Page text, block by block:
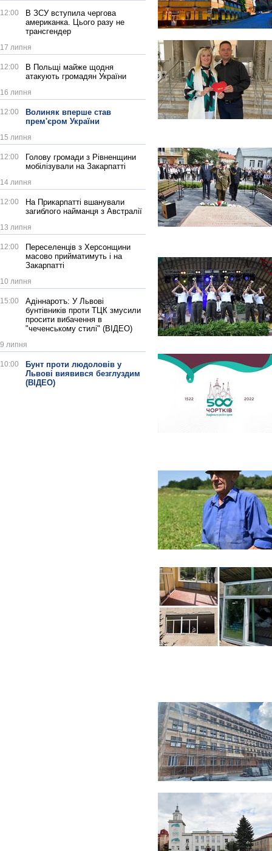
12:00
В ЗСУ вступила чергова
американка. Цього разу не
трансгендер
17 липня
12:00
В Польщі майже щодня
атакують громадян України
16 липня
12:00
Волиняк вперше став
прем'єром України
15 липня
12:00
Голову громади з Рівненщини
мобілізували на Закарпатті
14 липня
12:00
На Прикарпатті вшанували
загиблого найманця з Австралії
13 липня
12:00
Переселенців з Херсонщини
масово прийматимуть і на
Закарпатті
10 липня
15:00
Адіннаротъ: У Львові
бунтівників проти ТЦК змусили
просити вибачення в
"чеченському стилі" (ВІДЕО)
9 липня
10:00
Бунт проти людоловів у
Львові виявився безглуздим
(ВІДЕО)